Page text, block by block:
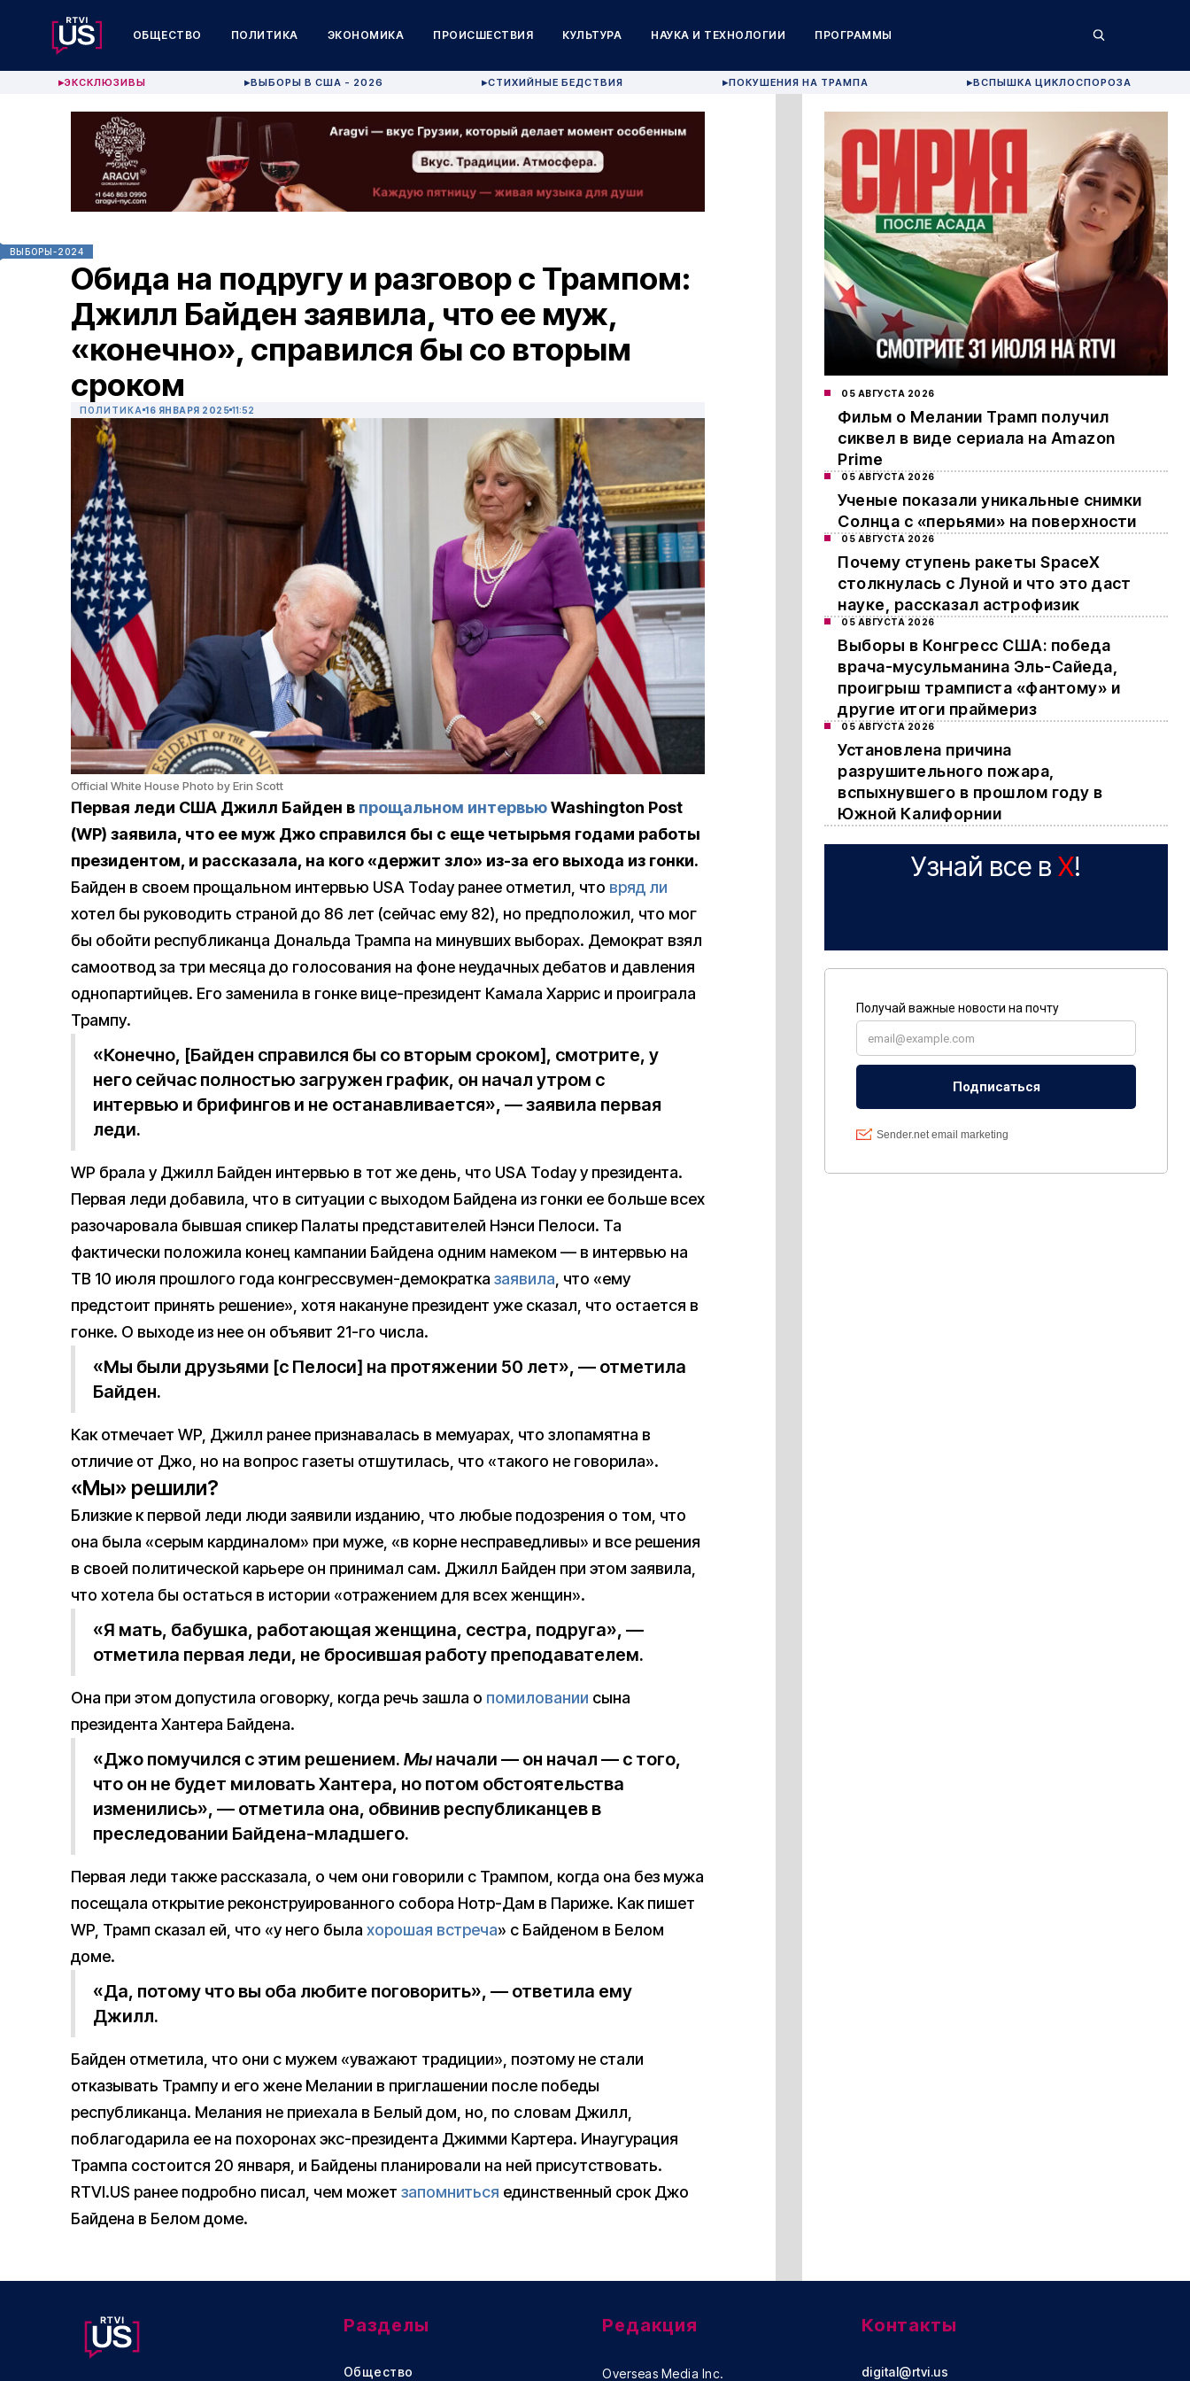
ОБЩЕСТВО ПОЛИТИКА ЭКОНОМИКА ПРОИСШЕСТВИЯ КУЛЬТУРА НАУКА И ТЕХНОЛОГИИ ПРОГРАММЫ
▶ЭКСКЛЮЗИВЫ ▶ВЫБОРЫ В США - 2026 ▶СТИХИЙНЫЕ БЕДСТВИЯ ▶ПОКУШЕНИЯ НА ТРАМПА ▶ВСПЫШКА ЦИКЛОСПОРОЗА
ВЫБОРЫ-2024
Обида на подругу и разговор с Трампом:
Джилл Байден заявила, что ее муж,
«конечно», справился бы со вторым
сроком
ПОЛИТИКА 16 ЯНВАРЯ 2025 11:52
Official White House Photo by Erin Scott
Первая леди США Джилл Байден в прощальном интервьюWashington Post
(WP) заявила, что ее муж Джо справился бы с еще четырьмя годами работы
президентом, и рассказала, на кого «держит зло» из-за его выхода из гонки.
Байден в своем прощальном интервью USA Today ранее отметил, что вряд ли
хотел бы руководить страной до 86 лет (сейчас ему 82), но предположил, что мог
бы обойти республиканца Дональда Трампа на минувших выборах. Демократ взял
самоотвод за три месяца до голосования на фоне неудачных дебатов и давления
однопартийцев. Его заменила в гонке вице-президент Камала Харрис и проиграла
Трампу.
«Конечно, [Байден справился бы со вторым сроком], смотрите, у
него сейчас полностью загружен график, он начал утром с
интервью и брифингов и не останавливается», — заявила первая
леди.
WP брала у Джилл Байден интервью в тот же день, что USA Today у президента.
Первая леди добавила, что в ситуации с выходом Байдена из гонки ее больше всех
разочаровала бывшая спикер Палаты представителей Нэнси Пелоси. Та
фактически положила конец кампании Байдена одним намеком — в интервью на
ТВ 10 июля прошлого года конгрессвумен-демократка заявила, что «ему
предстоит принять решение», хотя накануне президент уже сказал, что остается в
гонке. О выходе из нее он объявит 21-го числа.
«Мы были друзьями [с Пелоси] на протяжении 50 лет», — отметила
Байден.
Как отмечает WP, Джилл ранее признавалась в мемуарах, что злопамятна в
отличие от Джо, но на вопрос газеты отшутилась, что «такого не говорила».
«Мы» решили?
Близкие к первой леди люди заявили изданию, что любые подозрения о том, что
она была «серым кардиналом» при муже, «в корне несправедливы» и все решения
в своей политической карьере он принимал сам. Джилл Байден при этом заявила,
что хотела бы остаться в истории «отражением для всех женщин».
«Я мать, бабушка, работающая женщина, сестра, подруга», —
отметила первая леди, не бросившая работу преподавателем.
Она при этом допустила оговорку, когда речь зашла о помиловании сына
президента Хантера Байдена.
«Джо помучился с этим решением. Мы начали — он начал — с того,
что он не будет миловать Хантера, но потом обстоятельства
изменились», — отметила она, обвинив республиканцев в
преследовании Байдена-младшего.
Первая леди также рассказала, о чем они говорили с Трампом, когда она без мужа
посещала открытие реконструированного собора Нотр-Дам в Париже. Как пишет
WP, Трамп сказал ей, что «у него была хорошая встреча» с Байденом в Белом
доме.
«Да, потому что вы оба любите поговорить», — ответила ему
Джилл.
Байден отметила, что они с мужем «уважают традиции», поэтому не стали
отказывать Трампу и его жене Мелании в приглашении после победы
республиканца. Мелания не приехала в Белый дом, но, по словам Джилл,
поблагодарила ее на похоронах экс-президента Джимми Картера. Инаугурация
Трампа состоится 20 января, и Байдены планировали на ней присутствовать.
RTVI.US ранее подробно писал, чем может запомниться единственный срок Джо
Байдена в Белом доме.
05 АВГУСТА 2026
Фильм о Мелании Трамп получил
сиквел в виде сериала на Amazon
Prime
05 АВГУСТА 2026
Ученые показали уникальные снимки
Солнца с «перьями» на поверхности
05 АВГУСТА 2026
Почему ступень ракеты SpaceX
столкнулась с Луной и что это даст
науке, рассказал астрофизик
05 АВГУСТА 2026
Выборы в Конгресс США: победа
врача-мусульманина Эль-Сайеда,
проигрыш трамписта «фантому» и
другие итоги праймериз
05 АВГУСТА 2026
Установлена причина
разрушительного пожара,
вспыхнувшего в прошлом году в
Южной Калифорнии
Узнай все в X!
Разделы
Общество
Редакция
Overseas Media Inc.
Контакты
digital@rtvi.us